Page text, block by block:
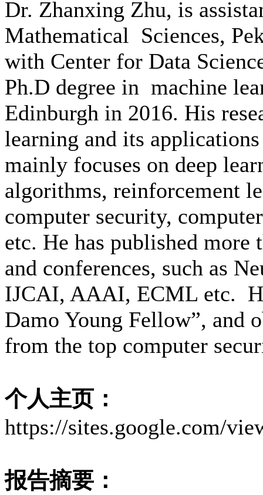
Dr. Zhanxing Zhu, is
Mathematical Sciences,
with Center for Data
Ph.D degree in machine
Edinburgh in 2016. His
learning and its
mainly focuses on deep
algorithms, reinforcement
computer security,
etc. He has published more
and conferences, such as
IJCAI, AAAI, ECML etc.
Damo Young Fellow”, and
from the top computer
个人主页：
https://sites.google.com/
报告摘要：